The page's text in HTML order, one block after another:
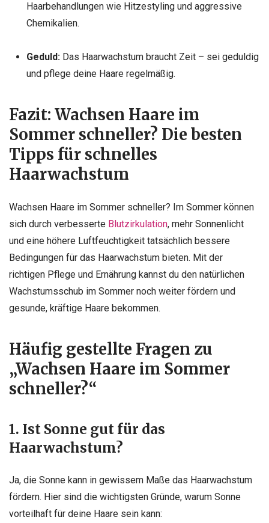
Haarbehandlungen wie Hitzestyling und aggressive
Chemikalien.
Geduld:Das Haarwachstum braucht Zeit – sei geduldig
und pflege deine Haare regelmäßig.
Fazit: Wachsen Haare im
Sommer schneller? Die besten
Tipps für schnelles
Haarwachstum
Wachsen Haare im Sommer schneller? Im Sommer können
sich durch verbesserte Blutzirkulation, mehr Sonnenlicht
und eine höhere Luftfeuchtigkeit tatsächlich bessere
Bedingungen für das Haarwachstum bieten. Mit der
richtigen Pflege und Ernährung kannst du den natürlichen
Wachstumsschub im Sommer noch weiter fördern und
gesunde, kräftige Haare bekommen.
Häufig gestellte Fragen zu
„Wachsen Haare im Sommer
schneller?“
1. Ist Sonne gut für das
Haarwachstum?
Ja, die Sonne kann in gewissem Maße das Haarwachstum
fördern. Hier sind die wichtigsten Gründe, warum Sonne
vorteilhaft für deine Haare sein kann: